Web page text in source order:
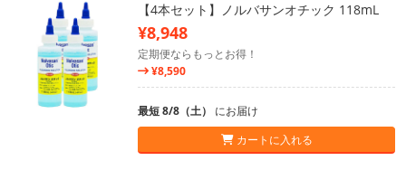
【4本セット】ノルバサンオチック 118mL
¥8,948
定期便ならもっとお得！
¥8,590
最短 8/8（土） にお届け
カートに入れる